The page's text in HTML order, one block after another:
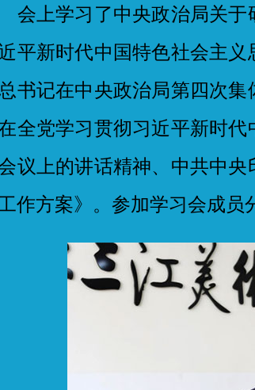
学习了中央政治局关于
平新时代中国特色社会主
书记在中央政治局第四次
全党学习贯彻习近平新时
议上的讲话精神、中共中
作方案》。参加学习会成员